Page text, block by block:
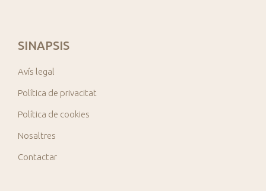
SINAPSIS
Avís legal
Política de privacitat
Política de cookies
Nosaltres
Contactar